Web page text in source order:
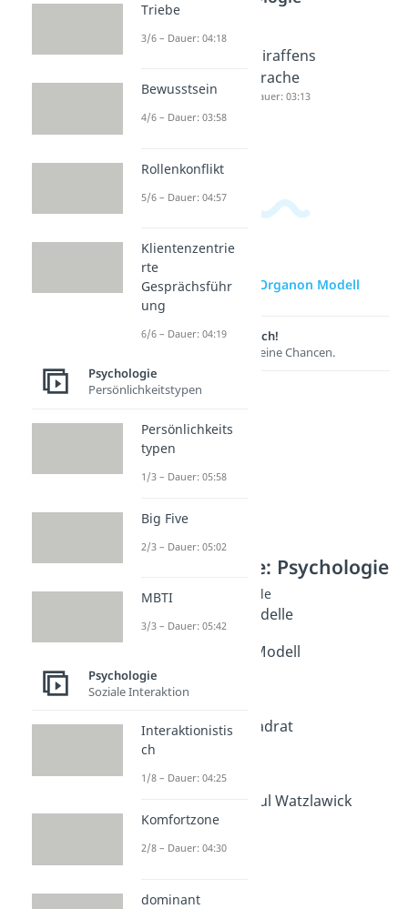
Transakti
Dauer: 04:52
Kommun
ikation
Giraffens
prache
Dauer: 03:13
zur Videoseite: Organon Modell
Lernen lohnt sich!
Entdecke hier deine Chancen.
Weitere Inhalte: Psychologie
Kommunikationsmodelle
Kommunikationsmodelle
Dauer: 04:54
Sender Empfänger Modell
Dauer: 04:08
4 Ohren Modell
Kommunikationsquadrat
Dauer: 03:39
Dauer: 03:44
Die 5 Axiome von Paul Watzlawick
Dauer: 04:15
Dauer: 03:34
Dauer: 04:52
Triebe
3/6 – Dauer: 04:18
Bewusstsein
4/6 – Dauer: 03:58
Rollenkonflikt
5/6 – Dauer: 04:57
Klientenzentrie
rte
Gesprächsführ
ung
6/6 – Dauer: 04:19
Psychologie
Persönlichkeitstypen
Persönlichkeits
typen
1/3 – Dauer: 05:58
Big Five
2/3 – Dauer: 05:02
MBTI
3/3 – Dauer: 05:42
Psychologie
Soziale Interaktion
Interaktionistis
ch
1/8 – Dauer: 04:25
Komfortzone
2/8 – Dauer: 04:30
dominant